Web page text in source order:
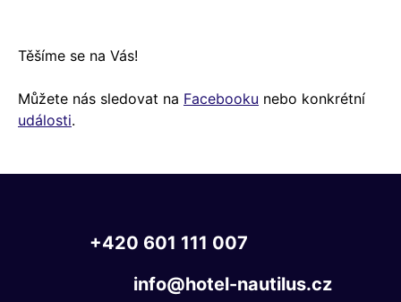
Těšíme se na Vás!
Můžete nás sledovat na Facebooku nebo konkrétní
události.
+420 601 111 007
info@hotel-nautilus.cz